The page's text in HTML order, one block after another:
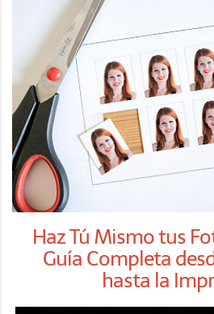
Haz Tú Mismo tus
Guía Completa
hasta la